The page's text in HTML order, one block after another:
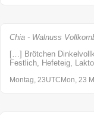
Chia - Walnuss
[…] Brötchen
Festlich, Hefeteig,
Montag, 23UTCMon, 23